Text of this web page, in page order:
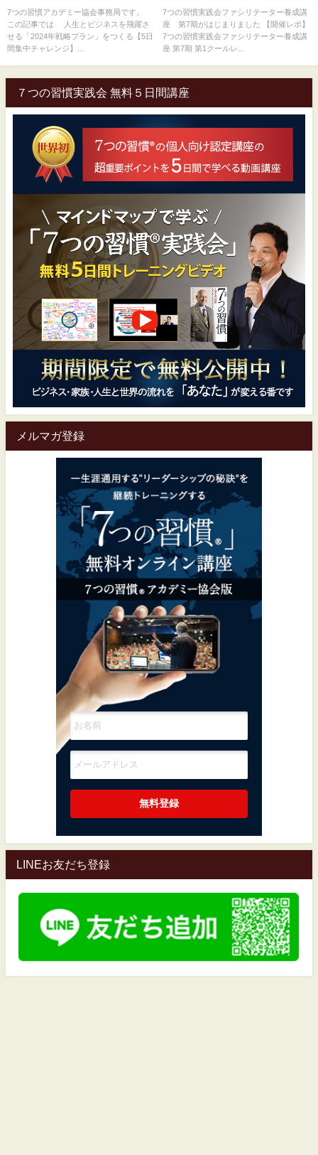
7つの習慣アカデミー協会事務局です。
この記事では 人生とビジネスを飛躍さ
せる「2024年戦略プラン」をつくる【5日
間集中チャレンジ】...
第1クールレポート（後編）
7つの習慣実践会ファシリテーター養成講
座 第7期がはじまりました 【開催レポ】
7つの習慣実践会ファシリテーター養成講
座 第7期 第1クールレ...
７つの習慣実践会 無料５日間講座
メルマガ登録
LINEお友だち登録